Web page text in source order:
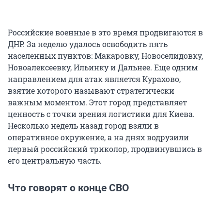
Российские военные в это время продвигаются в
ДНР. За неделю удалось освободить пять
населенных пунктов: Макаровку, Новоселидовку,
Новоалексеевку, Ильинку и Дальнее. Еще одним
направлением для атак является Курахово,
взятие которого называют стратегически
важным моментом. Этот город представляет
ценность с точки зрения логистики для Киева.
Несколько недель назад город взяли в
оперативное окружение, а на днях водрузили
первый российский триколор, продвинувшись в
его центральную часть.
Что говорят о конце СВО